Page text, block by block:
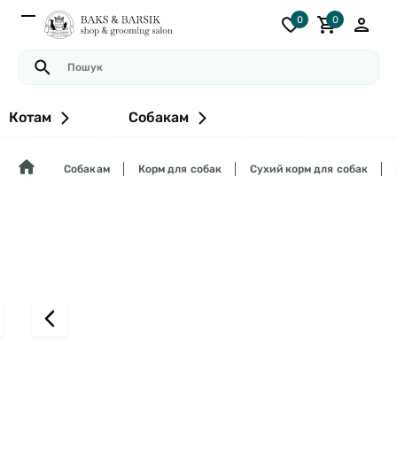
0 0
Котам Собакам
Собакам Корм для собак Сухий корм для собак